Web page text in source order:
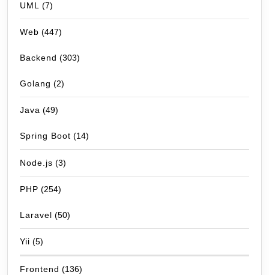
UML (7)
Web (447)
Backend (303)
Golang (2)
Java (49)
Spring Boot (14)
Node.js (3)
PHP (254)
Laravel (50)
Yii (5)
Frontend (136)